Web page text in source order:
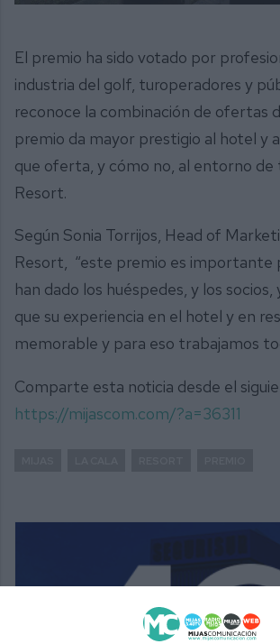
El premio ha sido votado por
industria del golf, turoperadores y
reconoce la combinación de ofertas
premio da mayor prestigio al hotel y
que oferta, y cómo no, al entorno de
Resort.
Según Sonia Torrijos, Head of
Resort, “este premio es importante
han dado los huéspedes, y los socios,
que su experiencia en el hotel y en
memorable y para eso trabajamos
Comparte esta noticia desde el
https://mijascom.com/?a=36311